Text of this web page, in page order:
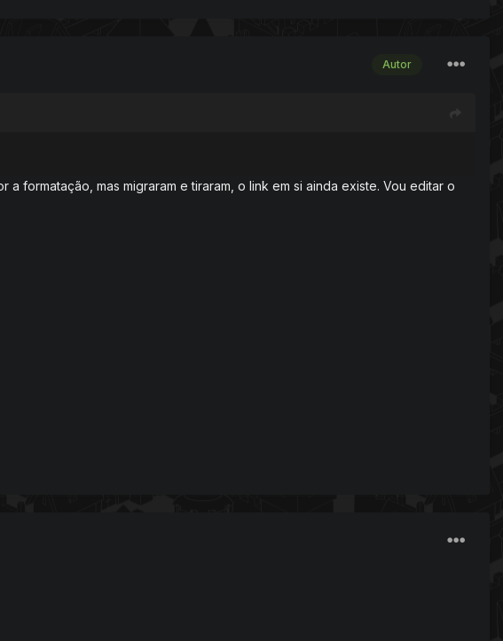
Autor
formatação, mas migraram e tiraram, o link em si ainda existe. Vou editar o